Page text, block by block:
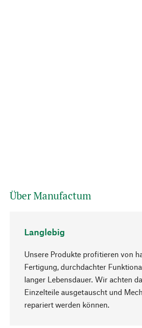
Über Manufactum
Langlebig
Unsere Produkte profitieren von
Fertigung, durchdachter
langer Lebensdauer. Wir achten
Einzelteile ausgetauscht und
repariert werden können.